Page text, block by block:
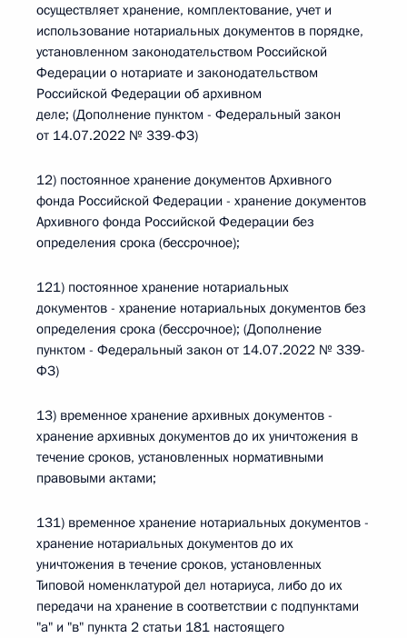
осуществляет хранение, комплектование, учет и
использование нотариальных документов в порядке,
установленном законодательством Российской
Федерации о нотариате и законодательством
Российской Федерации об архивном
деле; (Дополнение пунктом - Федеральный закон
от 14.07.2022 № 339-ФЗ)
12) постоянное хранение документов Архивного
фонда Российской Федерации - хранение документов
Архивного фонда Российской Федерации без
определения срока (бессрочное);
121) постоянное хранение нотариальных
документов - хранение нотариальных документов без
определения срока (бессрочное); (Дополнение
пунктом - Федеральный закон от 14.07.2022 № 339-
ФЗ)
13) временное хранение архивных документов -
хранение архивных документов до их уничтожения в
течение сроков, установленных нормативными
правовыми актами;
131) временное хранение нотариальных документов -
хранение нотариальных документов до их
уничтожения в течение сроков, установленных
Типовой номенклатурой дел нотариуса, либо до их
передачи на хранение в соответствии с подпунктами
"а" и "в" пункта 2 статьи 181 настоящего